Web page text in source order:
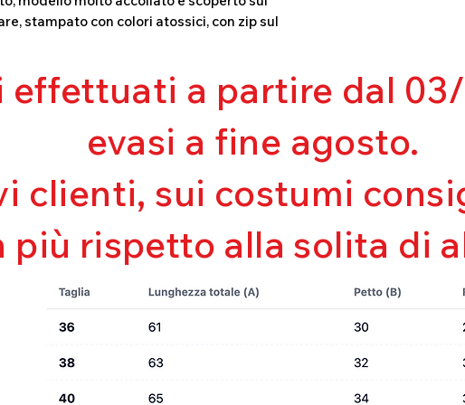
stampato con colori atossici, con zip sul
effettuati a partire dal
evasi a fine agosto.
clienti, sui costumi
più rispetto alla solita di